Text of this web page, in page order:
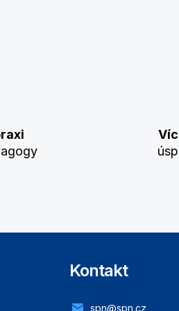
Kontakt
spn@spn.cz